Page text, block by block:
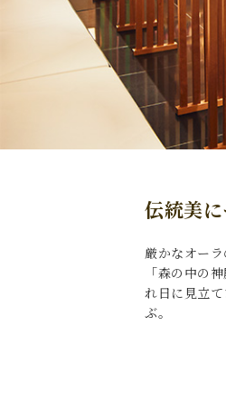
伝統美
厳かなオー
「森の中の
れ日に見立
ぶ。